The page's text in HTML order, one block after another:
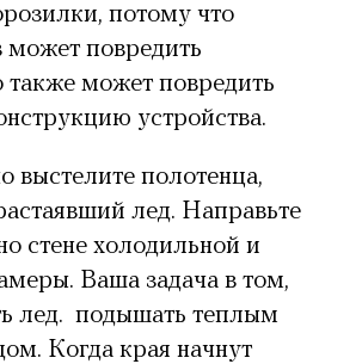
потому что
может повредить
также может повредить
устройства.
выстелите полотенца,
лед. Направьте
стене холодильной и
Ваша задача в том,
лед. подышать теплым
Когда края начнут